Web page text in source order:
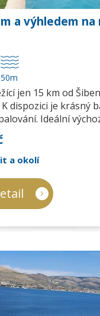
a výhledem
50m
jen 15 km od
dispozici je krásný
Ideální
a okolí